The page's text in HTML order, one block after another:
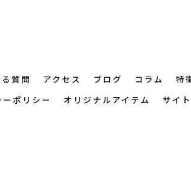
質問 アクセス ブログ コラム
特
ポリシー オリジナルアイテム サイ